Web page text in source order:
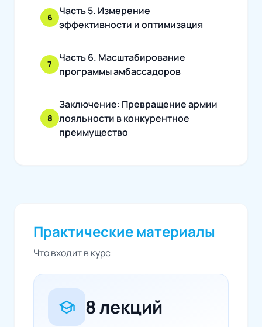
6
Часть 5. Измерение
эффективности и оптимизация
7
Часть 6. Масштабирование
программы амбассадоров
8
Заключение: Превращение армии
лояльности в конкурентное
преимущество
Практические материалы
Что входит в курс
school 8 лекций